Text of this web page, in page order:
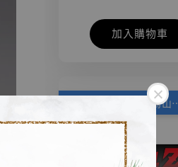
加入購物車
加購優惠【悟空